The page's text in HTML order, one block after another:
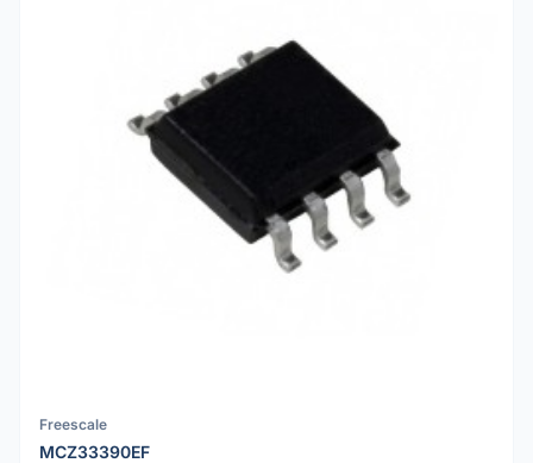
Freescale
MCZ33390EF